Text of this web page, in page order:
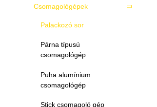
Csomagológépek
Palackozó sor
Párna típusú
csomagológép
Puha alumínium
csomagológép
Stick csomagoló gép